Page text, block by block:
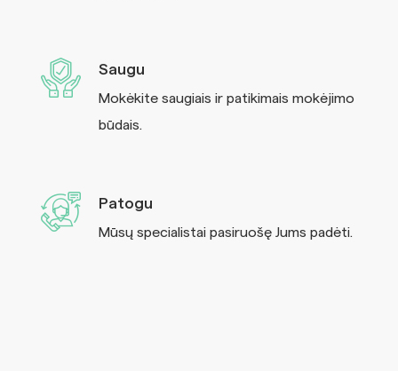
Saugu
Mokėkite saugiais ir patikimais mokėjimo
būdais.
Patogu
Mūsų specialistai pasiruošę Jums padėti.